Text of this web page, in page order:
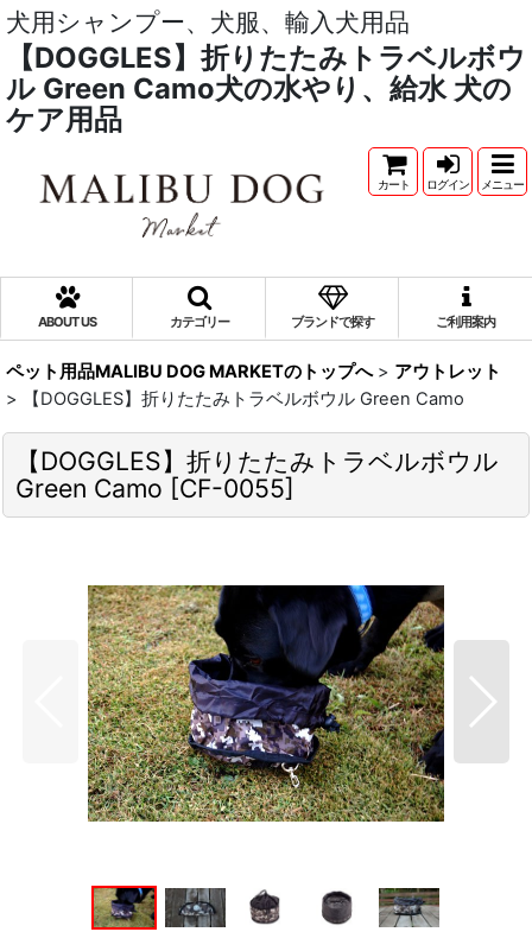
犬用シャンプー、犬服、輸入犬用品
【DOGGLES】折りたたみトラベルボウ
ル Green Camo犬の水やり、給水 犬の
ケア用品
カート ログイン メニュー
ABOUT US カテゴリー ブランドで探す ご利用案内
ペット用品MALIBU DOG MARKETのトップへ > アウトレット
>
【DOGGLES】折りたたみトラベルボウル Green Camo
【DOGGLES】折りたたみトラベルボウル
Green Camo [CF-0055]